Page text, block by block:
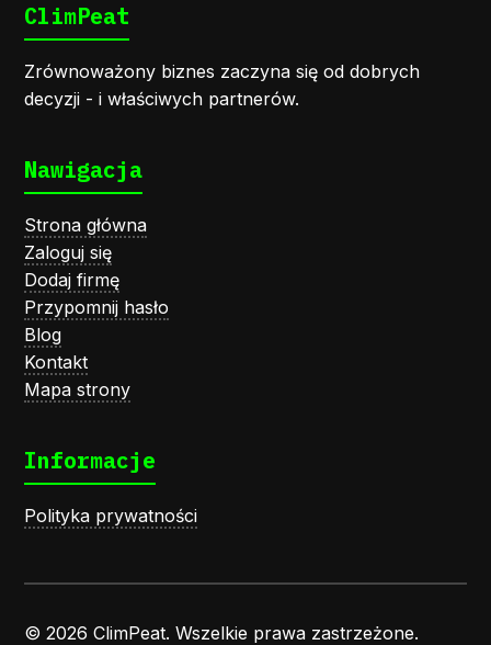
ClimPeat
Zrównoważony biznes zaczyna się od dobrych
decyzji - i właściwych partnerów.
Nawigacja
Strona główna
Zaloguj się
Dodaj firmę
Przypomnij hasło
Blog
Kontakt
Mapa strony
Informacje
Polityka prywatności
© 2026 ClimPeat. Wszelkie prawa zastrzeżone.